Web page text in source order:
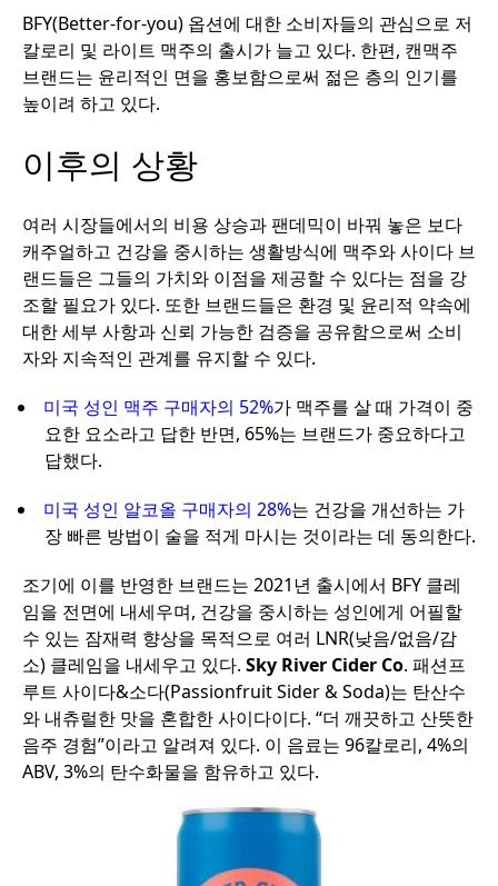
BFY(Better-for-you) 옵션에 대한 소비자들의 관심으로 저
칼로리 및 라이트 맥주의 출시가 늘고 있다. 한편, 캔맥주
브랜드는 윤리적인 면을 홍보함으로써 젊은 층의 인기를
높이려 하고 있다.
이후의 상황
여러 시장들에서의 비용 상승과 팬데믹이 바꿔 놓은 보다
캐주얼하고 건강을 중시하는 생활방식에 맥주와 사이다 브
랜드들은 그들의 가치와 이점을 제공할 수 있다는 점을 강
조할 필요가 있다. 또한 브랜드들은 환경 및 윤리적 약속에
대한 세부 사항과 신뢰 가능한 검증을 공유함으로써 소비
자와 지속적인 관계를 유지할 수 있다.
미국 성인 맥주 구매자의 52%가 맥주를 살 때 가격이 중
요한 요소라고 답한 반면, 65%는 브랜드가 중요하다고
답했다.
미국 성인 알코올 구매자의 28%는 건강을 개선하는 가
장 빠른 방법이 술을 적게 마시는 것이라는 데 동의한다.
조기에 이를 반영한 브랜드는 2021년 출시에서 BFY 클레
임을 전면에 내세우며, 건강을 중시하는 성인에게 어필할
수 있는 잠재력 향상을 목적으로 여러 LNR(낮음/없음/감
소) 클레임을 내세우고 있다. Sky River Cider Co. 패션프
루트 사이다&소다(Passionfruit Sider & Soda)는 탄산수
와 내츄럴한 맛을 혼합한 사이다이다. “더 깨끗하고 산뜻한
음주 경험”이라고 알려져 있다. 이 음료는 96칼로리, 4%의
ABV, 3%의 탄수화물을 함유하고 있다.